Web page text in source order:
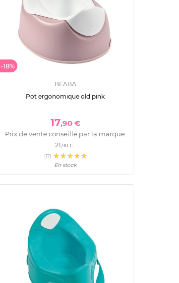
-18%
BEABA
Pot ergonomique old pink
17,90 €
Prix de vente conseillé par la marque :
21 ,90 €
(17)
En stock